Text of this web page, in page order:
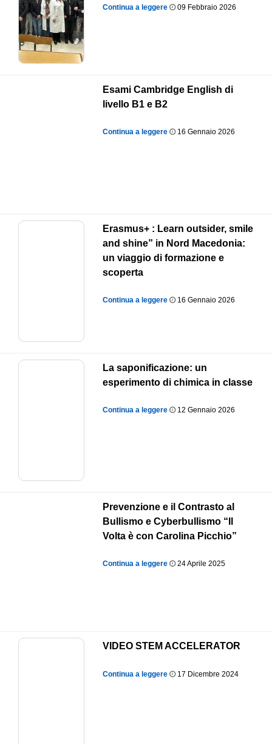
Continua a leggere 09 Febbraio 2026
Esami Cambridge English di
livello B1 e B2
Continua a leggere 16 Gennaio 2026
Erasmus+ : Learn outsider, smile
and shine” in Nord Macedonia:
un viaggio di formazione e
scoperta
Continua a leggere 16 Gennaio 2026
La saponificazione: un
esperimento di chimica in classe
Continua a leggere 12 Gennaio 2026
Prevenzione e il Contrasto al
Bullismo e Cyberbullismo “Il
Volta è con Carolina Picchio”
Continua a leggere 24 Aprile 2025
VIDEO STEM ACCELERATOR
Continua a leggere 17 Dicembre 2024